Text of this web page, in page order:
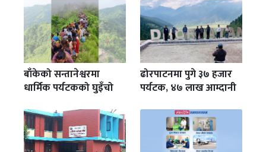
बाँकेको सन्तानेश्वरमा
धार्मिक पर्यटकको घुइँचो
ढोरपाटनमा पुगे ३७ हजार
पर्यटक, ४७ लाख आम्दानी